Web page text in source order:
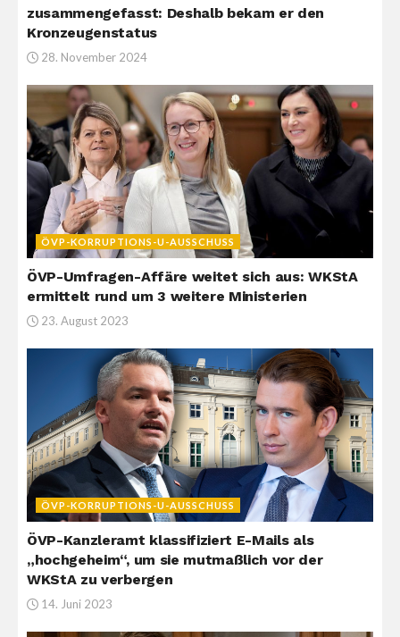
zusammengefasst: Deshalb bekam er den
Kronzeugenstatus
28. November 2024
ÖVP-KORRUPTIONS-U-AUSSCHUSS
ÖVP-Umfragen-Affäre weitet sich aus: WKStA
ermittelt rund um 3 weitere Ministerien
23. August 2023
ÖVP-KORRUPTIONS-U-AUSSCHUSS
ÖVP-Kanzleramt klassifiziert E-Mails als
„hochgeheim“, um sie mutmaßlich vor der
WKStA zu verbergen
14. Juni 2023